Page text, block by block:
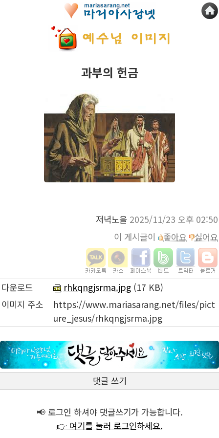
과부의 헌금
저녁노을 2025/11/23 오후 02:50
이 게시글이
좋아요 싫어요
다운로드 rhkqngjsrma.jpg (17 KB)
이미지 주소
https://www.mariasarang.net/files/pict
ure_jesus/rhkqngjsrma.jpg
댓글 쓰기
📢 로그인 하셔야 댓글쓰기가 가능합니다.
👉 여기를 눌러 로그인하세요.